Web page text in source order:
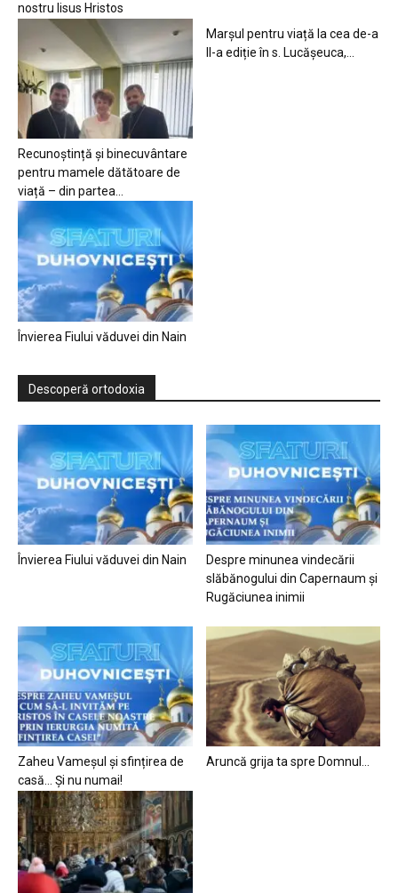
nostru Iisus Hristos
Recunoștință și binecuvântare
pentru mamele dătătoare de
viață – din partea...
Marșul pentru viață la cea de-a
II-a ediție în s. Lucășeuca,...
Învierea Fiului văduvei din Nain
Descoperă ortodoxia
Învierea Fiului văduvei din Nain
Despre minunea vindecării
slăbănogului din Capernaum și
Rugăciunea inimii
Zaheu Vameșul și sfințirea de
casă… Și nu numai!
Aruncă grija ta spre Domnul…